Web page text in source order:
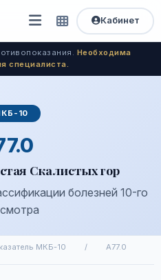
Открыть
меню
Быстрый
доступ
Кабинет
Необходима
специалиста.
10
Скалистых гор
болезней 10-го
МКБ-10 / A77.0